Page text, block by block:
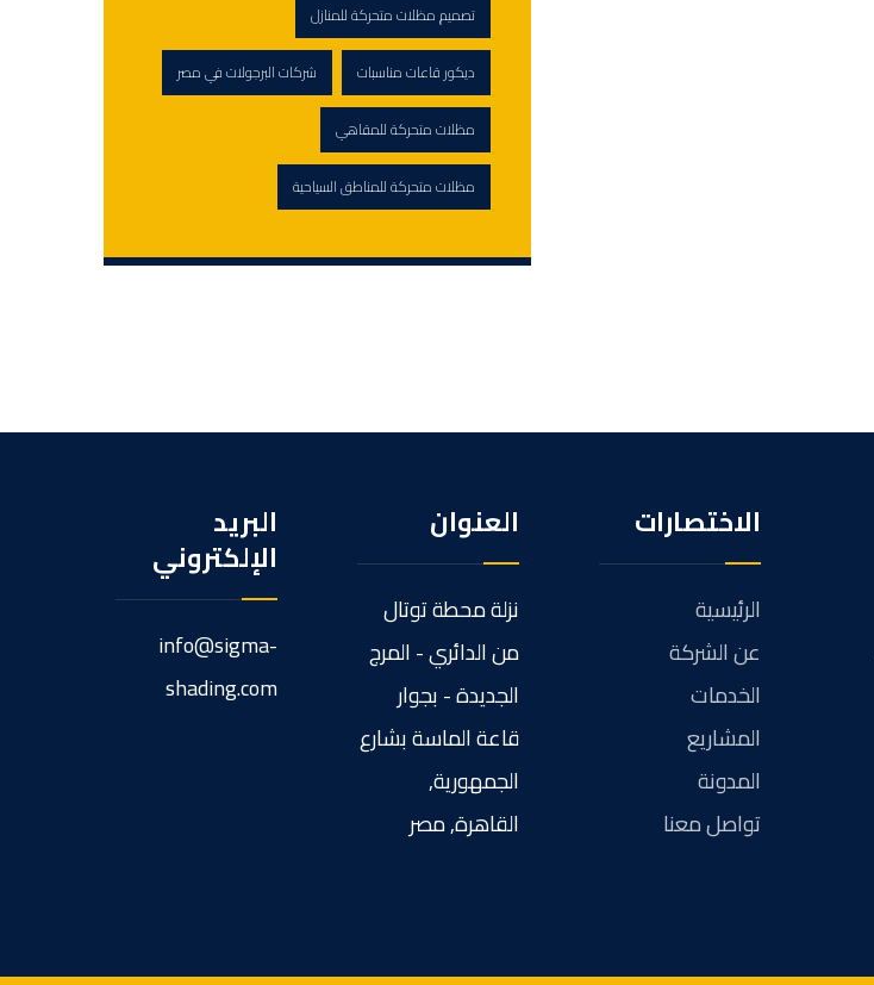
تصميم مظلات متحركة للمنازل
ديكور قاعات مناسبات شركات البرجولات في مصر
مظلات متحركة للمقاهي
مظلات متحركة للمناطق السياحية
الاختصارات
الرئيسية
عن الشركة
الخدمات
المشاريع
المدونة
تواصل معنا
العنوان
نزلة محطة توتال
من الدائري - المرج
الجديدة - بجوار
قاعة الماسة بشارع
الجمهورية,
القاهرة, مصر
البريد
الإلكتروني
info@sigma-
shading.com